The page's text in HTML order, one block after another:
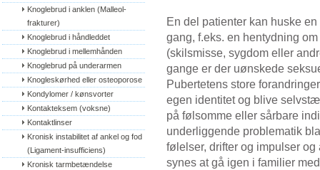
Knoglebrud i anklen (Malleol-
frakturer)
Knoglebrud i håndleddet
Knoglebrud i mellemhånden
Knoglebrud på underarmen
Knogleskørhed eller osteoporose
Kondylomer / kønsvorter
Kontakteksem (voksne)
Kontaktlinser
Kronisk instabilitet af ankel og fod
(Ligament-insufficiens)
Kronisk tarmbetændelse
En del patienter kan huske
gang, f.eks. en hentydning
(skilsmisse, sygdom eller
gange er der uønskede
Pubertetens store
egen identitet og blive
på følsomme eller sårbare
underliggende problematik
følelser, drifter og impulser
synes at gå igen i familier